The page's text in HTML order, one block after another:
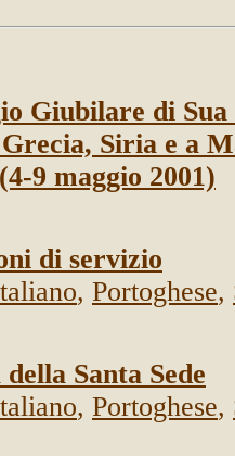
Giubilare di Sua
Siria e a
9 maggio 2001)
di servizio
, Portoghese,
Santa Sede
, Portoghese,